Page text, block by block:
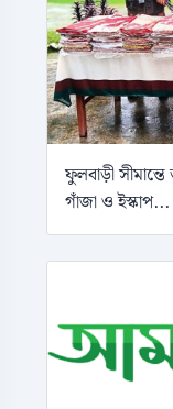
ফুলবাড়ী
গাঁজা ও ইস্কাপ...